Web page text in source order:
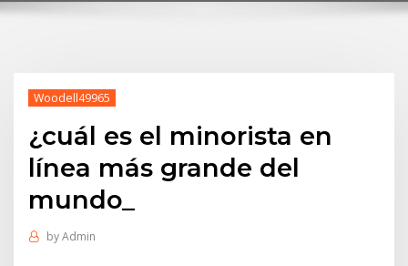
Woodell49965
¿cuál es el minorista en
línea más grande del
mundo_
byAdmin